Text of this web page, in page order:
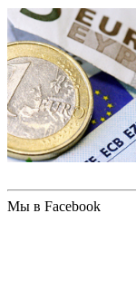
Мы в Facebook